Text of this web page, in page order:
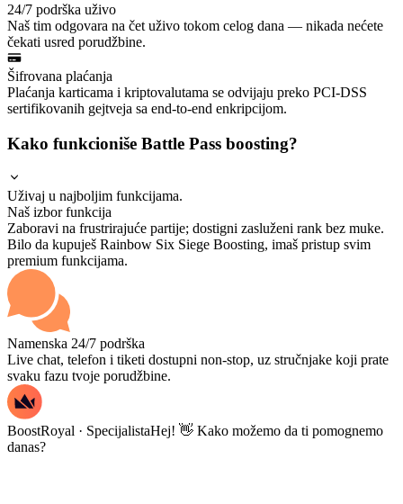
24/7 podrška uživo
Naš tim odgovara na čet uživo tokom celog dana — nikada nećete
čekati usred porudžbine.
Šifrovana plaćanja
Plaćanja karticama i kriptovalutama se odvijaju preko PCI-DSS
sertifikovanih gejtveja sa end-to-end enkripcijom.
Kako funkcioniše Battle Pass boosting?
Uživaj u najboljim funkcijama.
Naš izbor funkcija
Zaboravi na frustrirajuće partije; dostigni zasluženi rank bez muke.
Bilo da kupuješ Rainbow Six Siege Boosting, imaš pristup svim
premium funkcijama.
Namenska 24/7 podrška
Live chat, telefon i tiketi dostupni non-stop, uz stručnjake koji prate
svaku fazu tvoje porudžbine.
BoostRoyal · SpecijalistaHej! 👋 Kako možemo da ti pomognemo
danas?